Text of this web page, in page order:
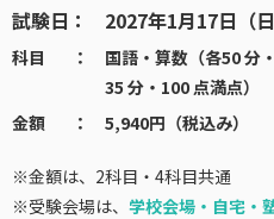
試験日 2027年1月17日（日
科目
国語・算数（各50
35 分・100 点満点）
金額
5,940円（税込み）
※金額は、2科目・4科目共通
※受験会場は、 学校会場・自宅・